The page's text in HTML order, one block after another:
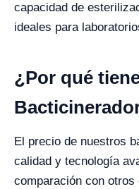
capacidad de
ideales para
¿Por qué
El precio de nuestros
calidad y tecnología
comparación con